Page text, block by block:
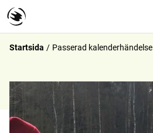
Startsida Passerad kalenderhändelse